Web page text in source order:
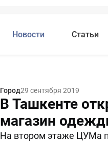
Новости Статьи
Город29 сентября 2019
В Ташкенте
магазин
На втором этаже ЦУМа